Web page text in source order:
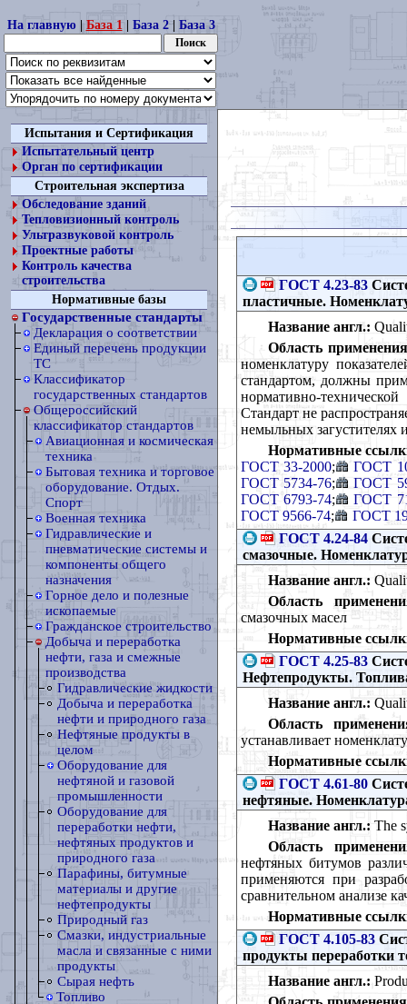
На главную| База 1| База 2| База 3
Испытания и Сертификация
Испытательный центр
Орган по сертификации
Строительная экспертиза
Обследование зданий
Тепловизионный контроль
Ультразвуковой контроль
Проектные работы
Контроль качества
строительства
Нормативные базы
Государственные стандарты
Декларация о соответствии
Единый перечень продукции
ТС
Классификатор
государственных стандартов
Общероссийский
классификатор стандартов
Авиационная и космическая
техника
Бытовая техника и торговое
оборудование. Отдых.
Спорт
Военная техника
Гидравлические и
пневматические системы и
компоненты общего
назначения
Горное дело и полезные
ископаемые
Гражданское строительство
Добыча и переработка
нефти, газа и смежные
производства
Гидравлические жидкости
Добыча и переработка
нефти и природного газа
Нефтяные продукты в
целом
Оборудование для
нефтяной и газовой
промышленности
Оборудование для
переработки нефти,
нефтяных продуктов и
природного газа
Парафины, битумные
материалы и другие
нефтепродукты
Природный газ
Смазки, индустриальные
масла и связанные с ними
продукты
Сырая нефть
Топливо
ГОСТ 4.23-83
пластичные.
Название англ.:
Область
номенклатуру
стандартом, должны
нормативно-
Стандарт не
немыльных загустителях
Нормативные
ГОСТ 33-2000;
ГОСТ
ГОСТ 5734-76;
ГОСТ
ГОСТ 6793-74;
ГОСТ
ГОСТ 9566-74;
ГОСТ
ГОСТ 4.24-84
смазочные.
Название англ.:
Область
смазочных масел
Нормативные
ГОСТ 4.25-83
Нефтепродукты.
Название англ.:
Область
устанавливает
Нормативные
ГОСТ 4.61-80
нефтяные.
Название англ.: The
Область
нефтяных битумов
применяются при
сравнительном анализе
Нормативные
ГОСТ 4.105-83
продукты переработки
Название англ.: